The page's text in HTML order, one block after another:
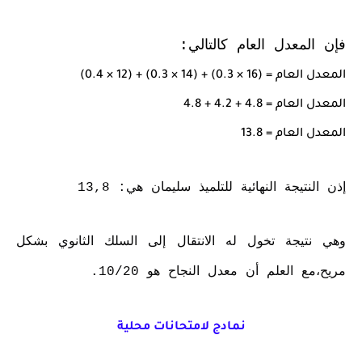
فإن المعدل العام كالتالي:
المعدل العام = (16 × 0.3) + (14 × 0.3) + (12 × 0.4)
المعدل العام = 4.8 + 4.2 + 4.8
المعدل العام = 13.8
إذن النتيجة النهائية للتلميذ سليمان هي: 13,8
وهي نتيجة تخول له الانتقال إلى السلك الثانوي بشكل
مريح،مع العلم أن معدل النجاح هو 10/20.
نمادج لامتحانات محلية